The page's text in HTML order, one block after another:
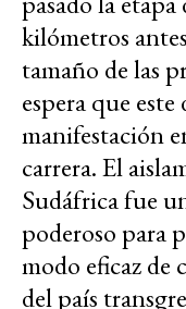
kilómetros
tamaño de las
espera que
manifestación
carrera. El
Sudáfrica fue
poderoso para
modo eficaz de
del país